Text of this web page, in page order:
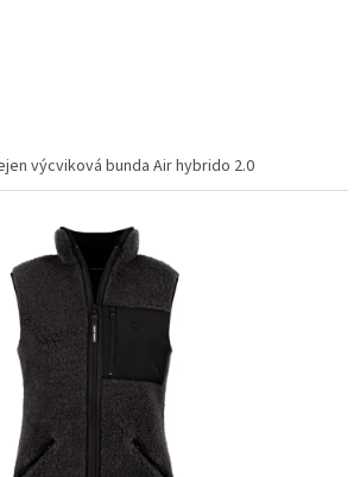
výcviková bunda Air hybrido 2.0